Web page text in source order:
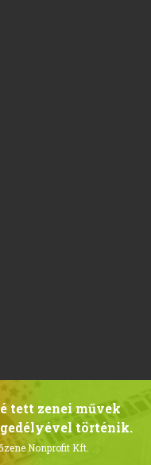
tett zenei művek
történik.
Nonprofit Kft.